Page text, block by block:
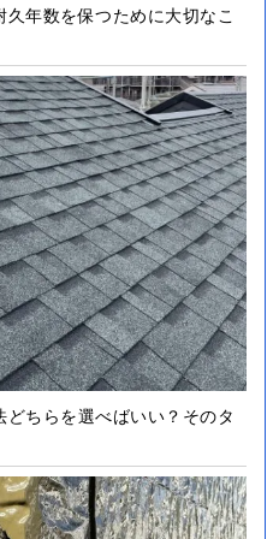
年数を保つために大切なこ
ちらを選べばいい？そのタ